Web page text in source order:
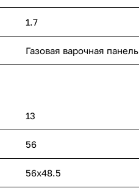
1.7
Газовая варочная панель
13
56
56х48.5